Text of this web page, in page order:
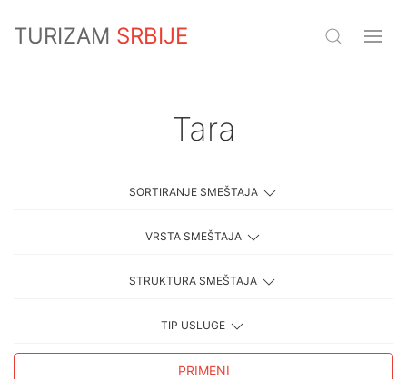
TURIZAM SRBIJE
Tara
SORTIRANJE SMEŠTAJA
VRSTA SMEŠTAJA
STRUKTURA SMEŠTAJA
TIP USLUGE
PRIMENI